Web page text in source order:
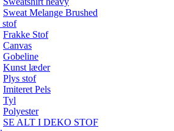
Sweat Melange Brushed
stof
Frakke Stof
Canvas
Gobeline
Kunst læder
Plys stof
Imiteret Pels
Tyl
Polyester
SE ALT I DEKO STOF